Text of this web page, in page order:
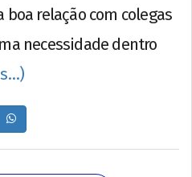
relação com colegas
necessidade dentro